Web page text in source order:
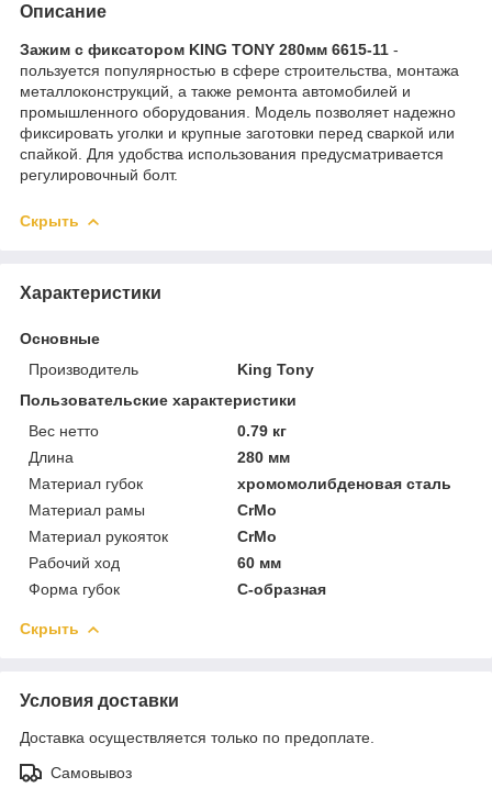
Описание
Зажим с фиксатором KING TONY 280мм 6615-11 -
пользуется популярностью в сфере строительства, монтажа
металлоконструкций, а также ремонта автомобилей и
промышленного оборудования. Модель позволяет надежно
фиксировать уголки и крупные заготовки перед сваркой или
спайкой. Для удобства использования предусматривается
регулировочный болт.
Скрыть
Характеристики
Основные
Производитель
King Tony
Пользовательские характеристики
Вес нетто
0.79 кг
Длина
280 мм
Материал губок
хромомолибденовая сталь
Материал рамы
CrMo
Материал рукояток
CrMo
Рабочий ход
60 мм
Форма губок
С-образная
Скрыть
Условия доставки
Доставка осуществляется только по предоплате.
Самовывоз